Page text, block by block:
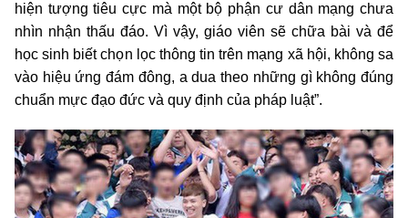
hiện tượng tiêu cực mà một bộ phận cư dân mạng chưa
nhìn nhận thấu đáo. Vì vậy, giáo viên sẽ chữa bài và để
học sinh biết chọn lọc thông tin trên mạng xã hội, không sa
vào hiệu ứng đám đông, a dua theo những gì không đúng
chuẩn mực đạo đức và quy định của pháp luật”.